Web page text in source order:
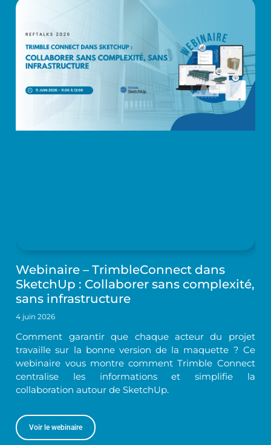
Webinaire – TrimbleConnect dans
SketchUp : Collaborer sans complexité,
sans infrastructure
4 juin 2026
Comment garantir que chaque acteur du projet
travaille sur la bonne version de la maquette ? Ce
webinaire vous montre comment Trimble Connect
centralise les informations et simplifie la
collaboration autour de SketchUp.
Voir le webinaire